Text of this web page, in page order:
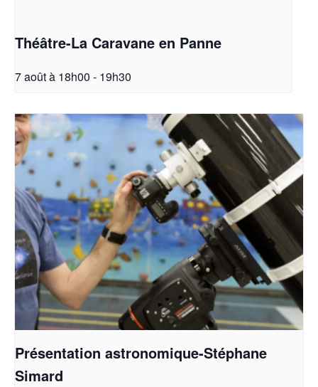
Théâtre-La Caravane en Panne
7 août à 18h00 - 19h30
Présentation astronomique-Stéphane
Simard